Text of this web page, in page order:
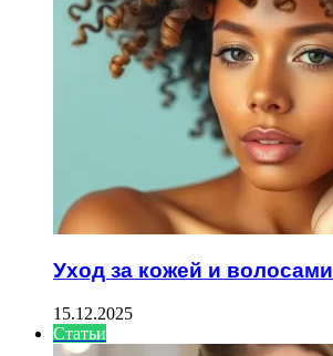
Уход за кожей и волосами
15.12.2025
Статьи